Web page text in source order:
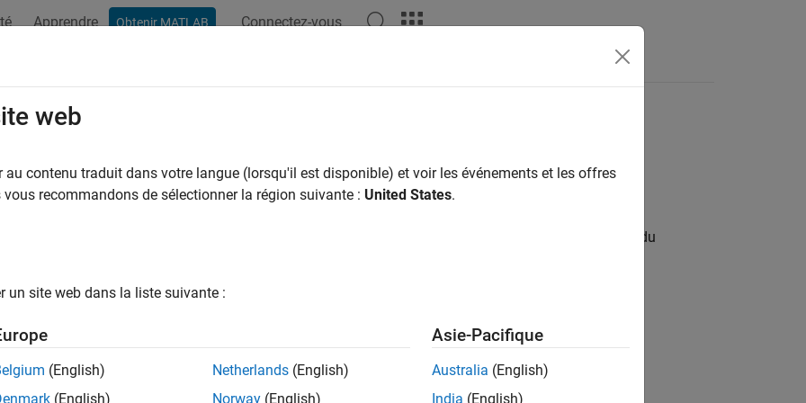
Apprendre Obtenir MATLAB Connectez-vous
de cette page n'est pas à jour. Cliquez ici pour voir la dernière version en anglais.
les comportements des composants
les comportements des composants dans vos modèles d’architecture pour implémenter le design du
les composants à un modèle Simulink ou à un sous-système.
aux composants le comportement de la machine à états dans Stateflow.
aux composants un comportement physique dans Simscape.
web
au contenu traduit dans votre langue (lorsqu'il est disponible) et voir les événements et les offres
vous recommandons de sélectionner la région suivante : United States.
un site web dans la liste suivante :
(English)
(English)
Netherlands (English)
Norway (English)
Asie-Pacifique
Australia (English)
India (English)